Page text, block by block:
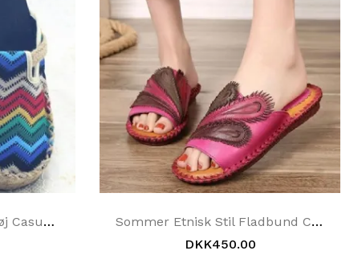
Kvinder Mand Hjemmetøj Casual Folk Style Slip-On Flet Retro Hjemmesko 35-44
Sommer Etnisk Stil Fladbund Casual Strandtøfler
DKK450.00